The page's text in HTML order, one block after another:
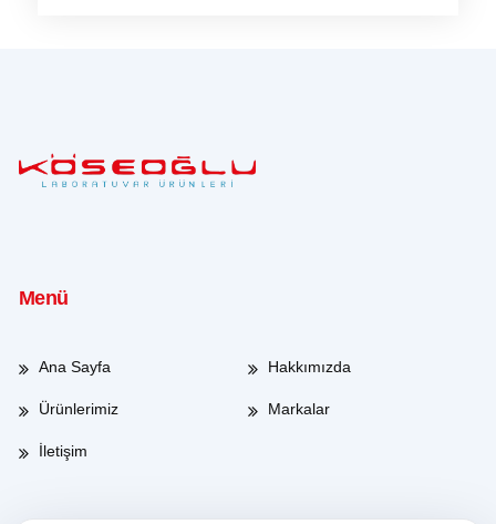
Menü
Ana Sayfa Hakkımızda
Ürünlerimiz Markalar
İletişim